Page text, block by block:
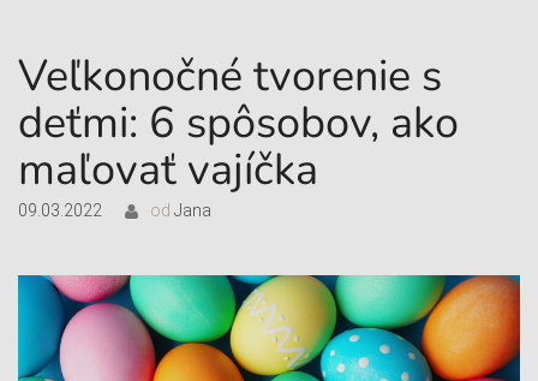
Veľkonočné tvorenie s
deťmi: 6 spôsobov, ako
maľovať vajíčka
09.03.2022 od Jana